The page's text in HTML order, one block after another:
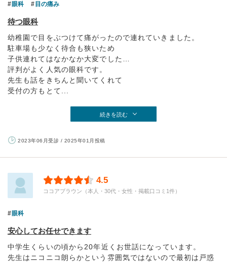
眼科 目の痛み
待つ眼科
幼稚園で目をぶつけて痛がったので連れていきました。
駐車場も少なく待合も狭いため
子供連れてはなかなか大変でした…
評判がよく人気の眼科です。
先生も話をきちんと聞いてくれて
受付の方もとて...
続きを読む
2023年06月受診 / 2025年01月投稿
4.5
ココアブラウン（本人・30代・女性・掲載口コミ1件）
眼科
安心してお任せできます
中学生くらいの頃から20年近くお世話になっています。
先生はニコニコ朗らかという雰囲気ではないので最初は戸惑